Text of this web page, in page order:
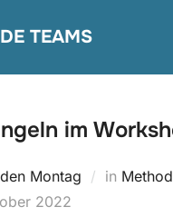
TEAMS
im
Montag in
2022